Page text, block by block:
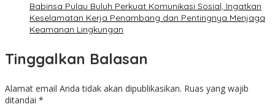
Babinsa Pulau Buluh Perkuat Komunikasi Sosial, Ingatkan
Keselamatan Kerja Penambang dan Pentingnya Menjaga
Keamanan Lingkungan
Tinggalkan Balasan
Alamat email Anda tidak akan dipublikasikan. Ruas yang wajib
ditandai *